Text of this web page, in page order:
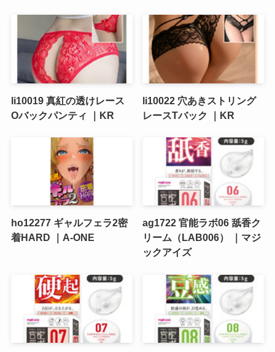
li10019 真紅の透けレース
Oバックパンティ ｜KR
li10022 穴あきストリング
レースTバック ｜KR
ho12277 ギャルフェラ2密
着HARD ｜A-ONE
ag1722 官能ラボ06 舐香ク
リーム（LAB006） ｜マジ
ックアイズ